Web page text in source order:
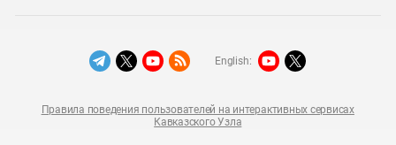
Правила поведения пользователей на интерактивных сервисах
Кавказского Узла
English: